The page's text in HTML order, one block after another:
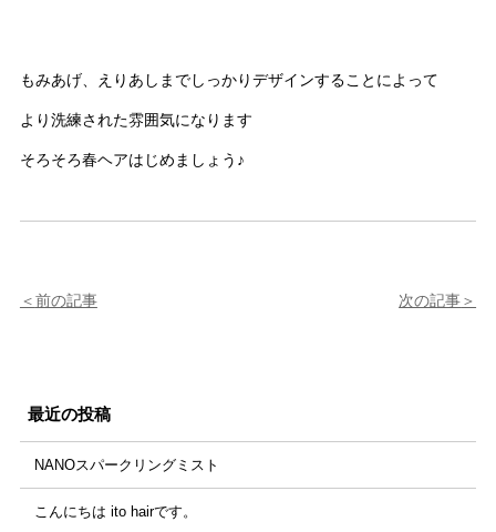
もみあげ、えりあしまでしっかりデザインすることによって
より洗練された雰囲気になります
そろそろ春ヘアはじめましょう♪
前の記事 次の記事
最近の投稿
NANOスパークリングミスト
こんにちは ito hairです。